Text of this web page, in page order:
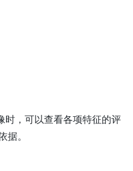
时，可以查看各项特征的评
据。